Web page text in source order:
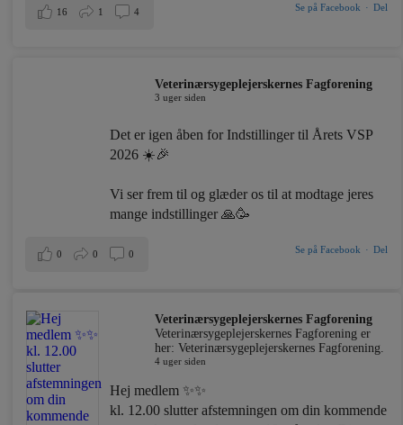
Se på Facebook · Del
16 1 4
Veterinærsygeplejerskernes Fagforening
3 uger siden
Det er igen åben for Indstillinger til Årets VSP
2026 ☀️🎉
Vi ser frem til og glæder os til at modtage jeres
mange indstillinger 🙏🥳
Se på Facebook · Del
0 0 0
Veterinærsygeplejerskernes Fagforening
Veterinærsygeplejerskernes Fagforening er
her: Veterinærsygeplejerskernes Fagforening.
4 uger siden
Hej medlem ✨✨
kl. 12.00 slutter afstemningen om din kommende